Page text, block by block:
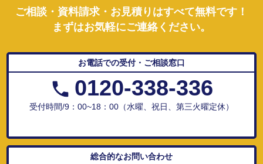
ご相談・資料請求・お見積りはすべて無料です！
まずはお気軽にご連絡ください。
お電話での受付・ご相談窓口
0120-338-336
受付時間/9：00~18：00（水曜、祝日、第三火曜定休）
総合的なお問い合わせ